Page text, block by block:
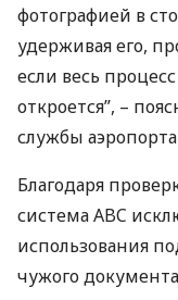
фотографией в
удерживая его,
если весь
откроется”, –
службы
Благодаря
системаABC
использования
чужого